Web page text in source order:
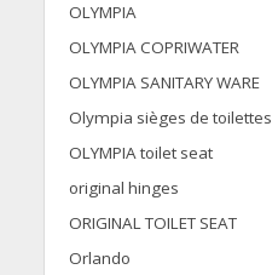
OLYMPIA
OLYMPIA COPRIWATER
OLYMPIA SANITARY WARE
Olympia sièges de toilettes
OLYMPIA toilet seat
original hinges
ORIGINAL TOILET SEAT
Orlando